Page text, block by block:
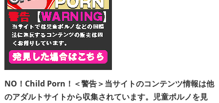
NO！Child Porn！＜警告＞当サイトのコンテンツ情報は他
のアダルトサイトから収集されています。児童ポルノを見